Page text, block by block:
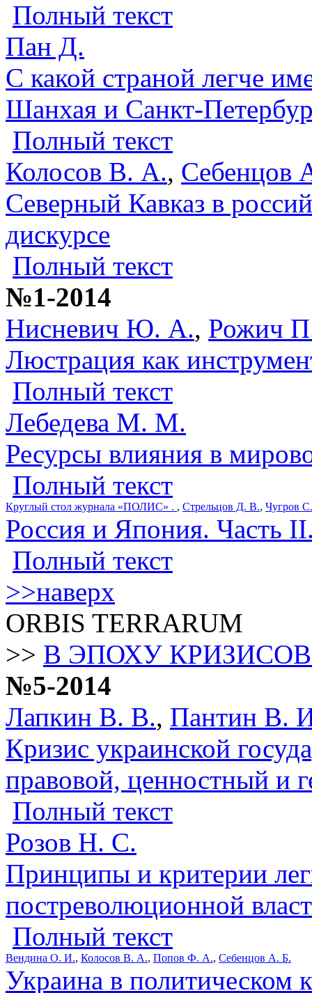
Полный текст
Пан Д.
С какой страной легче
Шанхая и Санкт-
Полный текст
Колосов В. А., Себенцов
Северный Кавказ в
дискурсе
Полный текст
№1-2014
Нисневич Ю. А., Рожич
Люстрация как
Полный текст
Лебедева М. М.
Ресурсы влияния в
Полный текст
Круглый стол журнала «ПОЛИС» . , Стрельцов Д. В., Чугров
Россия и Япония. Часть
Полный текст
>>наверх
ORBIS TERRARUM
>> В ЭПОХУ
№5-2014
Лапкин В. В., Пантин В.
Кризис украинской
правовой, ценностный и
Полный текст
Розов Н. С.
Принципы и критерии
постреволюционной
Полный текст
Вендина О. И., Колосов В. А., Попов Ф. А., Себенцов А. Б.
Украина в политическом